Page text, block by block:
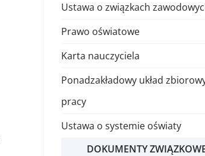
Ustawa o związkach
Prawo oświatowe
Karta nauczyciela
Ponadzakładowy układ
pracy
Ustawa o systemie oświaty
DOKUMENTY